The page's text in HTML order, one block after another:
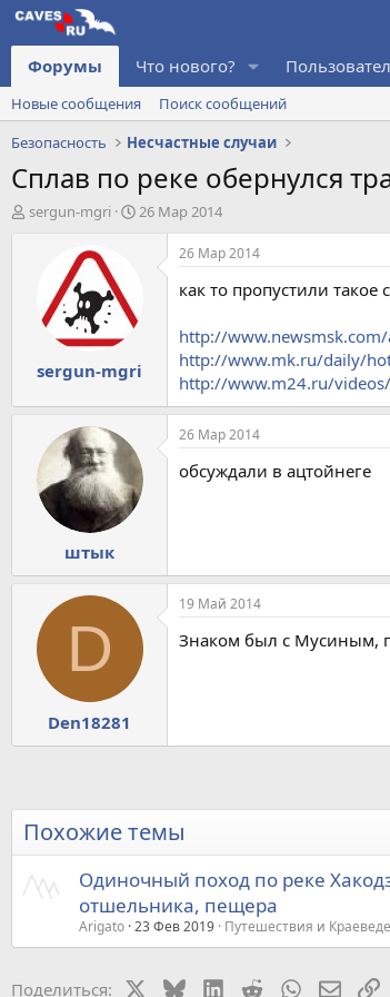
Форумы Что нового?
Новые сообщения
Поиск сообщений
Безопасность
Несчастные случаи
Сплав по реке обернулся
А
ы
sergun-mgri
Д
л
26 Мар 2014
sergun-mgri
26 Мар 2014
как то пропустили такое
http://
http://www.mk.ru/daily/
http://www.m24.ru/
штык
26 Мар 2014
обсуждали в ацтойнеге
D
Den18281
19 Май 2014
Знаком был с Мусиным,
Похожие темы
Одиночный поход по реке
отшельника, пещера
Arigato 23 Фев 2019 Путешествия и
Поделиться: BlueskyLinkedIn
Reddit WhatsApp